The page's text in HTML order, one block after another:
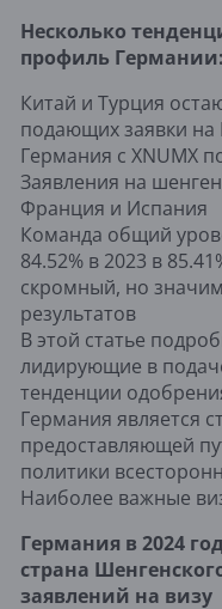
Несколько
профиль Германии:
Китай и Турция
подающих заявки
Германия с XNUMX
Заявления на
Франция и Испания
Команда общий
84.52% в 2023 в
скромный, но
результатов
В этой статье
лидирующие в
тенденции
Германия является
предоставляющей
политики
Наиболее важные
Германия в 2024
страна
заявлений на визу